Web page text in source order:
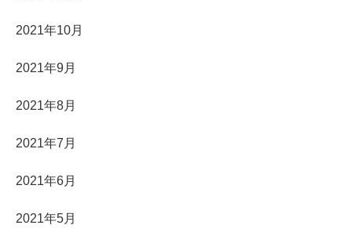
2021年10月
2021年9月
2021年8月
2021年7月
2021年6月
2021年5月